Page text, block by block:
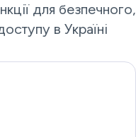
для безпечного,
в Україні